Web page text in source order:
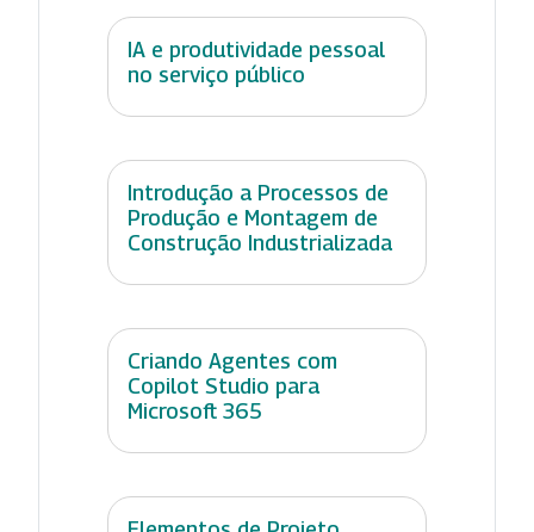
IA e produtividade pessoal
no serviço público
Introdução a Processos de
Produção e Montagem de
Construção Industrializada
Criando Agentes com
Copilot Studio para
Microsoft 365